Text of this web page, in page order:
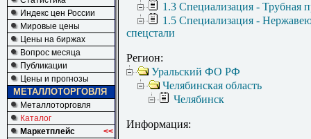
Индекс цен России
Мировые цены
Цены на биржах
Вопрос месяца
Публикации
Цены и прогнозы
МЕТАЛЛОТОРГОВЛЯ
Металлоторговля
Каталог
Маркетплейс
<<
1.3 Специализация - Трубная
1.5 Специализация -
спецстали
Регион:
Уральский ФО РФ
Челябинская область
Челябинск
Информация: